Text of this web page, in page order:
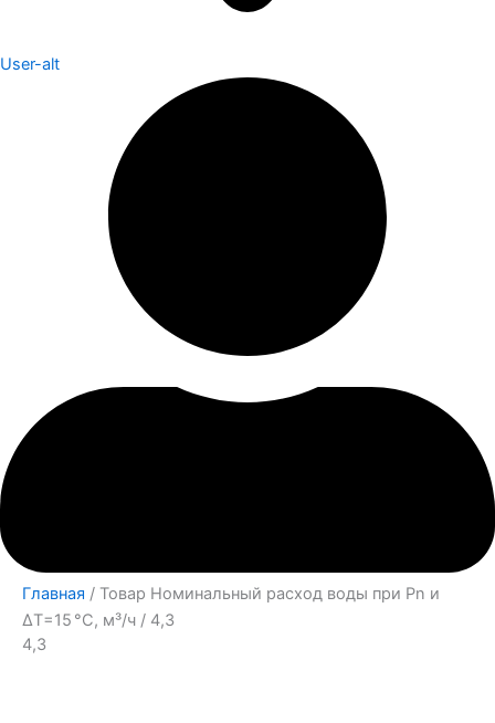
User-alt
Главная / Товар Номинальный расход воды при Pn и
∆Т=15 °С, м³/ч / 4,3
4,3